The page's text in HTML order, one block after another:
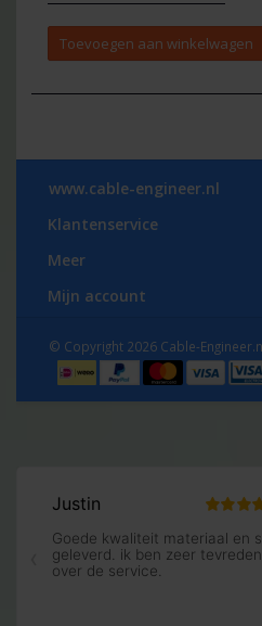
Toevoegen aan winkelwagen
www.cable-engineer.nl
Klantenservice
Meer
Mijn account
© Copyright 2026 Cable-